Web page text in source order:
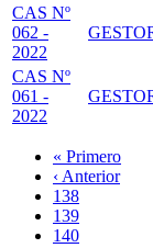
CAS Nº
062 -
2022
CAS Nº
061 -
2022
Paginación
Primera
página
« Primero
Página
anterior
‹ Anterior
Page
138
Page
139
Page
140